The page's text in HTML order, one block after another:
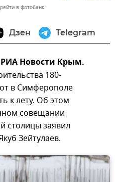
в фотобанк
Дзен Telegram
Новости Крым.
180-
в Симферополе
к лету. Об этом
совещании
столицы заявил
Зейтулаев.